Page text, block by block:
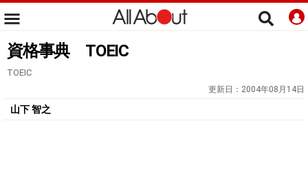
資格事典 TOEIC
TOEIC
更新日： 2004年08月14日
山下 智之